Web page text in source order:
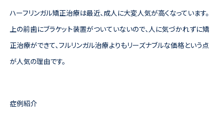
ハーフリンガル矯正治療は最近、成人に大変人気が高くなっています。
上の前歯にブラケット装置がついていないので、人に気づかれずに矯
正治療ができて、フルリンガル治療よりもリーズナブルな価格という点
が人気の理由です。
症例紹介